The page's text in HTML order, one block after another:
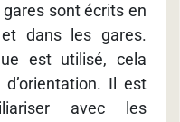
sont écrits en
dans les gares.
est utilisé, cela
Il est
avec les